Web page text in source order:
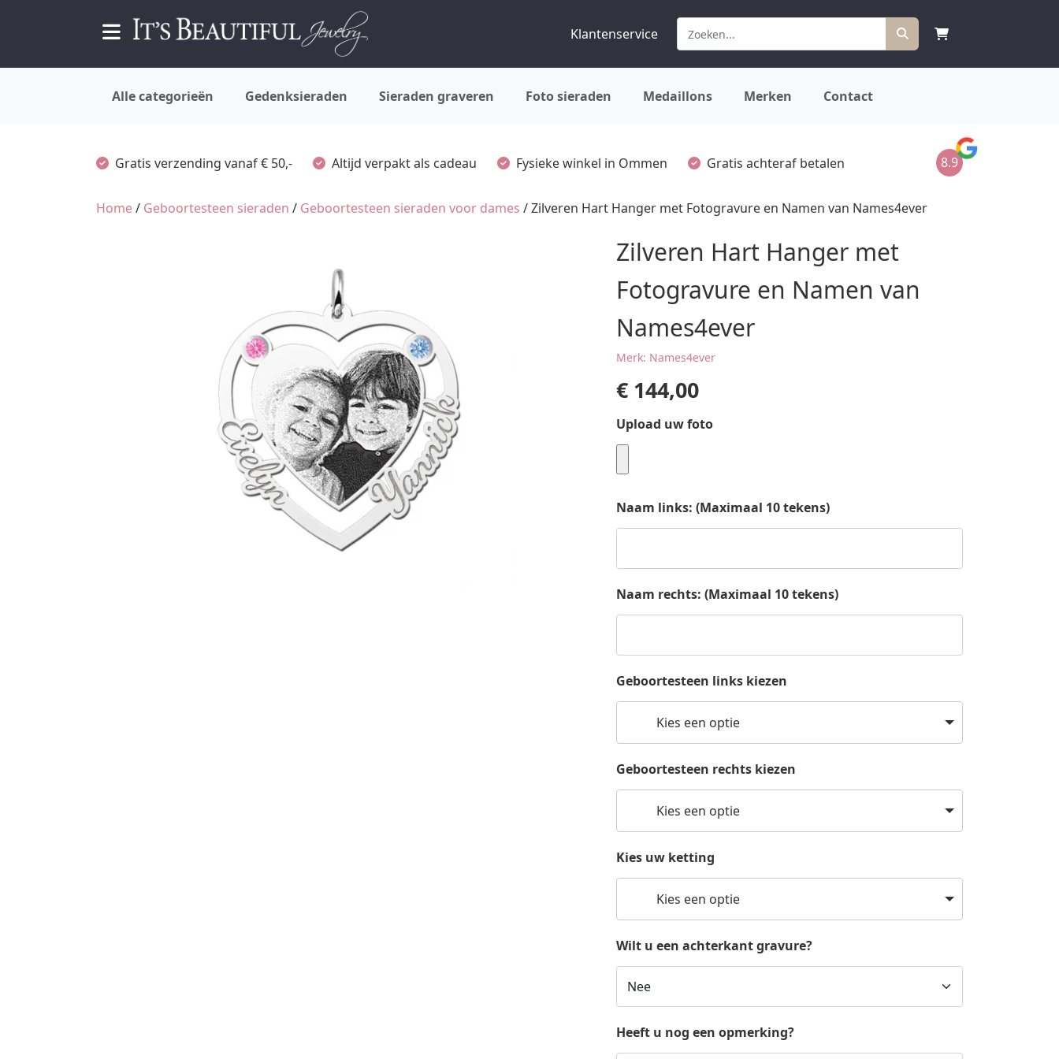
Klantenservice
Alle categorieën Gedenksieraden Sieraden graveren Foto sieraden Medaillons Merken Contact
Gratis verzending vanaf € 50,- Altijd verpakt als cadeau Fysieke winkel in Ommen Gratis achteraf betalen 8.9
Home/ Geboortesteen sieraden / Geboortesteen sieraden voor dames / Zilveren Hart Hanger met Fotogravure en Namen van Names4ever
Zilveren Hart Hanger met
Fotogravure en Namen van
Names4ever
Merk: Names4ever
€ 144,00
Upload uw foto
Naam links: (Maximaal 10 tekens)
Naam rechts: (Maximaal 10 tekens)
Geboortesteen links kiezen
Kies een optie
Geboortesteen rechts kiezen
Kies een optie
Kies uw ketting
Kies een optie
Wilt u een achterkant gravure?
Heeft u nog een opmerking?